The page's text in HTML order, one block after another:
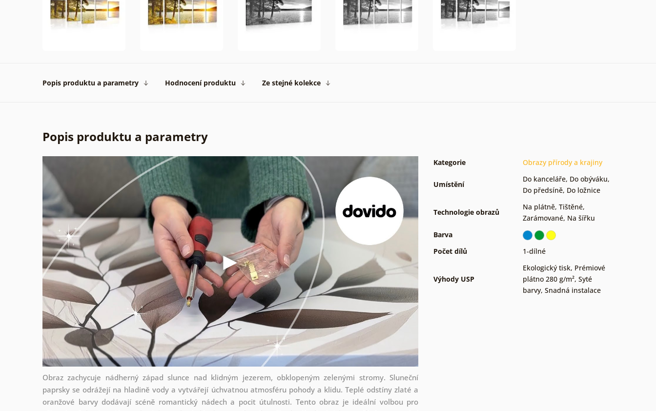
Popis produktu a parametry Hodnocení produktu Ze stejné kolekce
Popis produktu a parametry
Obraz zachycuje nádherný západ slunce nad klidným jezerem, obklopeným zelenými stromy. Sluneční
paprsky se odrážejí na hladině vody a vytvářejí úchvatnou atmosféru pohody a klidu. Teplé odstíny zlaté a
oranžové barvy dodávají scéně romantický nádech a pocit útulnosti. Tento obraz je ideální volbou pro
Kategorie Obrazy přírody a krajiny
Umístění
Do kanceláře, Do obýváku,
Do předsíně, Do ložnice
Technologie obrazů
Na plátně, Tištěné,
Zarámované, Na šířku
Barva
Počet dílů
1-dílné
Výhody USP
Ekologický tisk, Prémiové
plátno 280 g/m², Syté
barvy, Snadná instalace